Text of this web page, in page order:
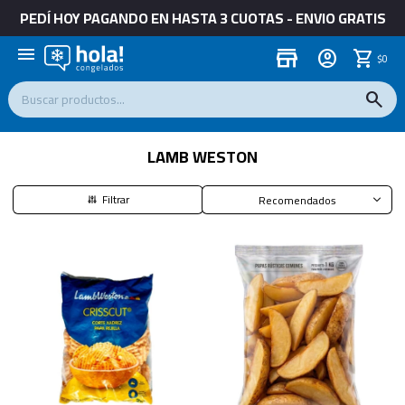
PEDÍ HOY PAGANDO EN HASTA 3 CUOTAS - ENVIO GRATIS
menu store $0
LAMB WESTON
Recomendados